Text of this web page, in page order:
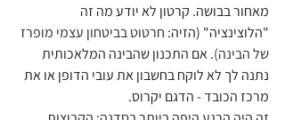
מאחור בבושה. קרטון לא יודע מה זה
"הלוצינציה" (הזיה: חרטוט בביטחון עצמי מופרז
של הבינה). אם התכנון שהבינה המלאכותית
נתנה לך לא לוקח בחשבון את עובי הדופן או את
מרכז הכובד - הדגם יקרוס.